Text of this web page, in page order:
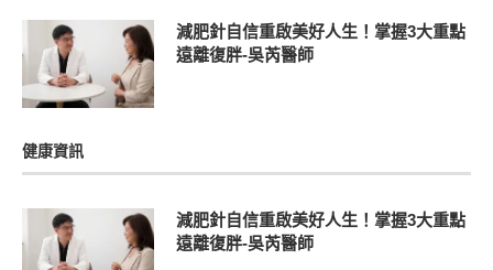
減肥針自信重啟美好人生！掌握3大重點
遠離復胖-吳芮醫師
健康資訊
減肥針自信重啟美好人生！掌握3大重點
遠離復胖-吳芮醫師